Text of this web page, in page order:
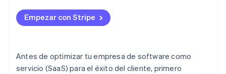
Número mágico
Retención de clientes empresariales
Concentración de clientes
Tasa de crecimiento mensual de clientes (CMGR)
Valor vitalicio del cliente (LTV)
Relación CAC-LTV
Relación de interés-rentabilidad (o «hype ratio»)
Empezar con Stripe
Antes de optimizar tu empresa de software como
servicio (SaaS) para el éxito del cliente, primero